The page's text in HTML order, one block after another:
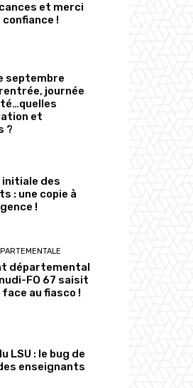
et merci
!
septembre
journée
et
?
des
: une copie à
!
départemental
FO 67 saisit
face au fiasco !
LSU : le bug de
enseignants